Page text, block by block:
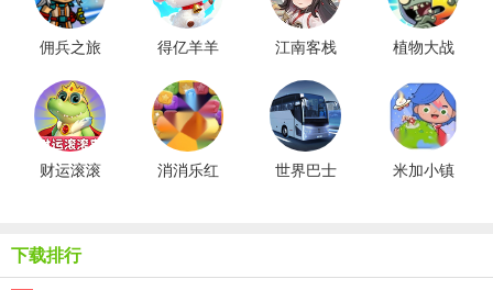
佣兵之旅
得亿羊羊
江南客栈
植物大战
2shuttle版
财运滚滚
消消乐红
世界巴士
米加小镇
下载排行